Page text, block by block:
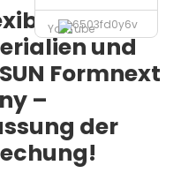
YouTube
und
und
Formnext
–
der